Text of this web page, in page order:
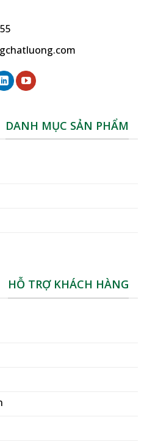
DANH MỤC SẢN PHẨM
HỖ TRỢ KHÁCH HÀNG